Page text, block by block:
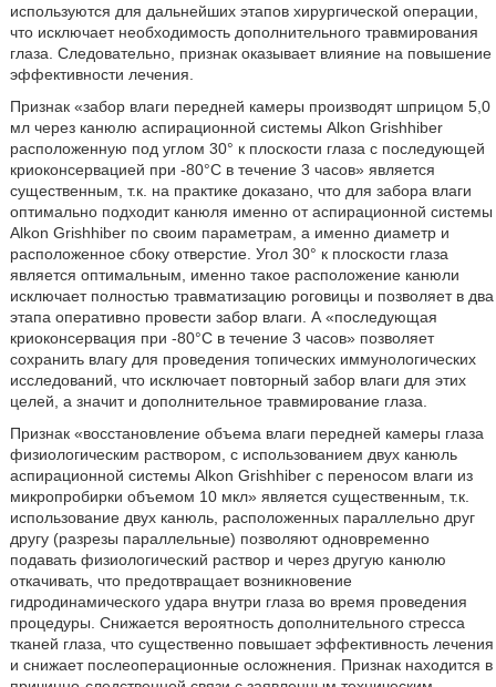
используются для дальнейших этапов хирургической операции,
что исключает необходимость дополнительного травмирования
глаза. Следовательно, признак оказывает влияние на повышение
эффективности лечения.
Признак «забор влаги передней камеры производят шприцом 5,0
мл через канюлю аспирационной системы Alkon Grishhiber
расположенную под углом 30° к плоскости глаза с последующей
криоконсервацией при -80°С в течение 3 часов» является
существенным, т.к. на практике доказано, что для забора влаги
оптимально подходит канюля именно от аспирационной системы
Alkon Grishhiber по своим параметрам, а именно диаметр и
расположенное сбоку отверстие. Угол 30° к плоскости глаза
является оптимальным, именно такое расположение канюли
исключает полностью травматизацию роговицы и позволяет в два
этапа оперативно провести забор влаги. А «последующая
криоконсервация при -80°С в течение 3 часов» позволяет
сохранить влагу для проведения топических иммунологических
исследований, что исключает повторный забор влаги для этих
целей, а значит и дополнительное травмирование глаза.
Признак «восстановление объема влаги передней камеры глаза
физиологическим раствором, с использованием двух канюль
аспирационной системы Alkon Grishhiber с переносом влаги из
микропробирки объемом 10 мкл» является существенным, т.к.
использование двух канюль, расположенных параллельно друг
другу (разрезы параллельные) позволяют одновременно
подавать физиологический раствор и через другую канюлю
откачивать, что предотвращает возникновение
гидродинамического удара внутри глаза во время проведения
процедуры. Снижается вероятность дополнительного стресса
тканей глаза, что существенно повышает эффективность лечения
и снижает послеоперационные осложнения. Признак находится в